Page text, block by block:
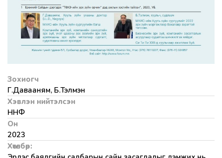
Зохиогч
Г.Давааням, Б.Тэлмэн
Хэвлэн нийтэлсэн
ННФ
Он
2023
Хөтөлбөр: